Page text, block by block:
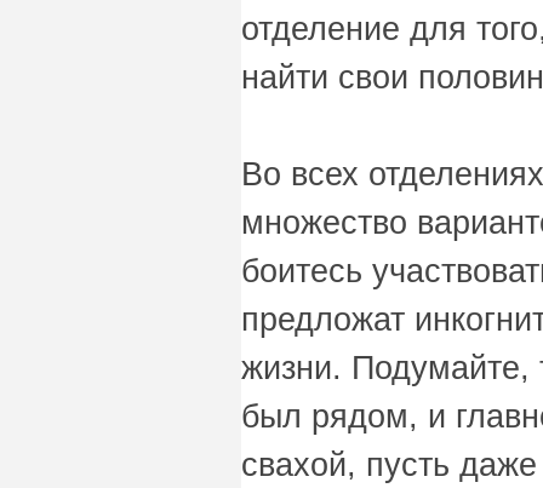
отделение для
найти свои
Во всех
множество
боитесь
предложат
жизни. Подумайте,
был рядом, и
свахой, пусть